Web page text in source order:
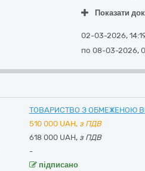
Показати
02-03-2026,
по 08-03-2026,
ТОВАРИСТВО З ОБМЕЖЕНОЮ
510 000 UAH, з ПДВ
618 000 UAH, з ПДВ
-
підписано